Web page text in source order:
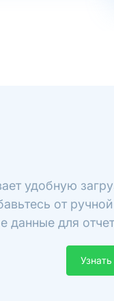
удобную
от
данные для